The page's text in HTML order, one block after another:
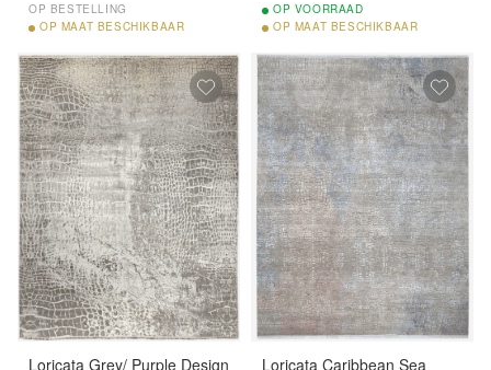
OP BESTELLING
OP MAAT BESCHIKBAAR
OP VOORRAAD
OP MAAT BESCHIKBAAR
Loricata Grey/ Purple Design Loricata Caribbean Sea